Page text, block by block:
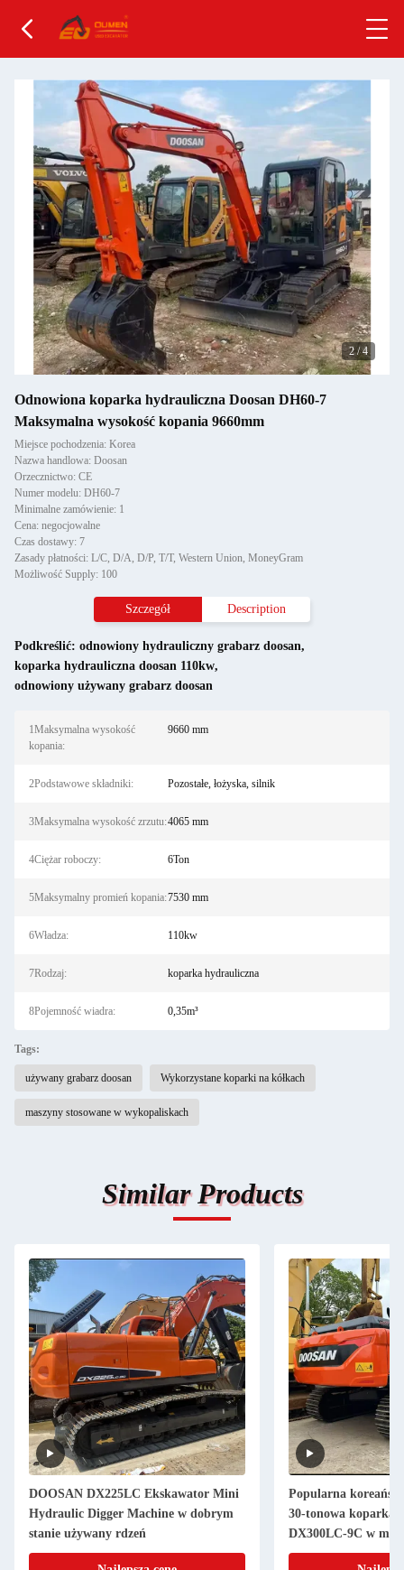
2/4
Odnowiona koparka hydrauliczna Doosan DH60-7
Maksymalna wysokość kopania 9660mm
Miejsce pochodzenia: Korea
Nazwa handlowa: Doosan
Orzecznictwo: CE
Numer modelu: DH60-7
Minimalne zamówienie: 1
Cena: negocjowalne
Czas dostawy: 7
Zasady płatności: L/C, D/A, D/P, T/T, Western Union, MoneyGram
Możliwość Supply: 100
Szczegół Description
Podkreślić: odnowiony hydrauliczny grabarz doosan,
koparka hydrauliczna doosan 110kw,
odnowiony używany grabarz doosan
1Maksymalna wysokość
kopania:
9660 mm
2Podstawowe składniki: Pozostałe, łożyska, silnik
3Maksymalna wysokość zrzutu:4065 mm
4Ciężar roboczy: 6Ton
5Maksymalny promień kopania:7530 mm
6Władza: 110kw
7Rodzaj: koparka hydrauliczna
8Pojemność wiadra: 0,35m³
Tags:
używany grabarz doosan Wykorzystane koparki na kółkach
maszyny stosowane w wykopaliskach
Similar Products
DOOSAN DX225LC Ekskawator Mini
Hydraulic Digger Machine w dobrym
stanie używany rdzeń
Popularna
30-tonowa koparka
DX300LC-9C w
opinią